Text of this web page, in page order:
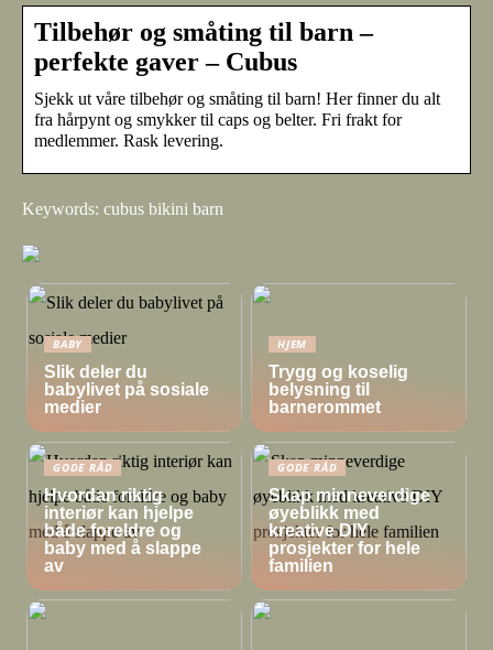
Tilbehør og småting til barn –
perfekte gaver – Cubus
Sjekk ut våre tilbehør og småting til barn! Her finner du alt
fra hårpynt og smykker til caps og belter. Fri frakt for
medlemmer. Rask levering.
Keywords: cubus bikini barn
BABY
Slik deler du
babylivet på sosiale
medier
HJEM
Trygg og koselig
belysning til
barnerommet
GODE RÅD
Hvordan riktig
interiør kan hjelpe
både foreldre og
baby med å slappe
av
GODE RÅD
Skap minneverdige
øyeblikk med
kreative DIY
prosjekter for hele
familien